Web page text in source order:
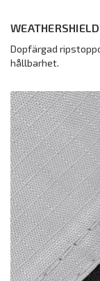
Dopfärgad
hållbarhet.